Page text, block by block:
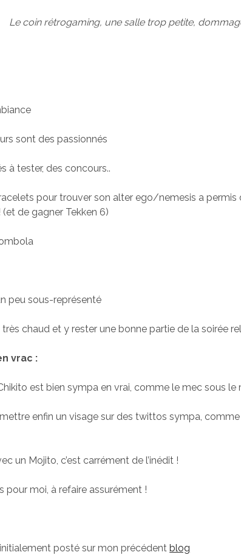
Le coin rétrogaming, une salle trop petite,
sont des passionnés
à tester, des concours..
pour trouver son alter ego/nemesis a permis
de gagner Tekken 6)
peu sous-représenté
très chaud et y rester une bonne partie de la soirée
vrac :
est bien sympa en vrai, comme le mec sous le
enfin un visage sur des twittos sympa,
un Mojito, c’est carrément de l’inédit !
pour moi, à refaire assurément !
posté sur mon précédent blog